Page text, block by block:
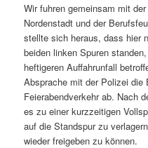
Wir fuhren gemeinsam mit
Nordenstadt und der
stellte sich heraus, dass hier
beiden linken Spuren
heftigeren Auffahrunfall
Absprache mit der Polizei
Feierabendverkehr ab. Nach
es zu einer kurzzeitigen
auf die Standspur zu
wieder freigeben zu können.